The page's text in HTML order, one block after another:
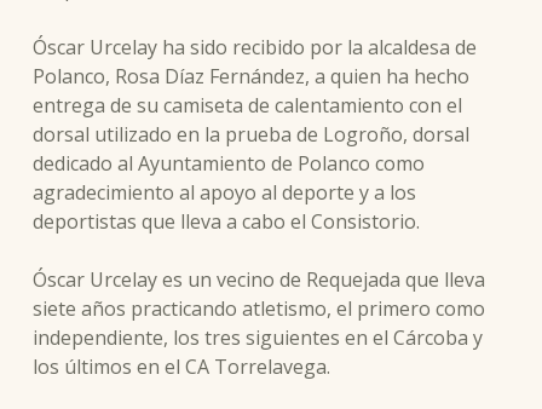
Óscar Urcelay ha sido recibido por la alcaldesa de
Polanco, Rosa Díaz Fernández, a quien ha hecho
entrega de su camiseta de calentamiento con el
dorsal utilizado en la prueba de Logroño, dorsal
dedicado al Ayuntamiento de Polanco como
agradecimiento al apoyo al deporte y a los
deportistas que lleva a cabo el Consistorio.
Óscar Urcelay es un vecino de Requejada que lleva
siete años practicando atletismo, el primero como
independiente, los tres siguientes en el Cárcoba y
los últimos en el CA Torrelavega.